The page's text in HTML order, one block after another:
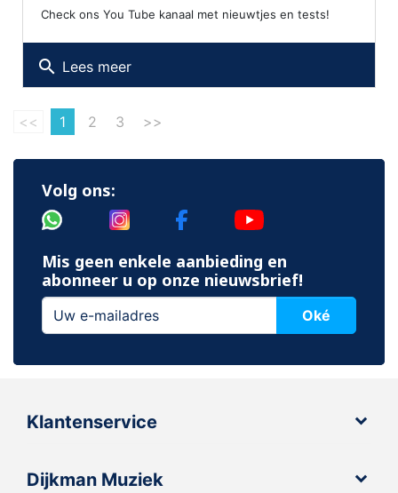
Check ons You Tube kanaal met nieuwtjes en tests!
search Lees meer
<< 1 2 3 >>
Volg ons:
Mis geen enkele aanbieding en
abonneer u op onze nieuwsbrief!
Oké
Klantenservice
Dijkman Muziek